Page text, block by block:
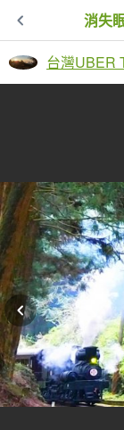
消失
台灣UBER